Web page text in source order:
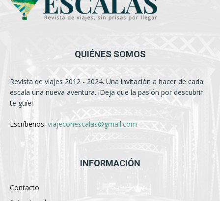
QUIÉNES SOMOS
Revista de viajes 2012 - 2024. Una invitación a hacer de cada
escala una nueva aventura. ¡Deja que la pasión por descubrir
te guíe!
Escríbenos: viajeconescalas@gmail.com
INFORMACIÓN
Contacto